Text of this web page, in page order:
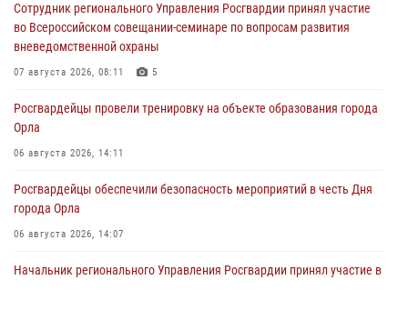
Сотрудник регионального Управления Росгвардии принял участие
во Всероссийском совещании-семинаре по вопросам развития
вневедомственной охраны
07 августа 2026, 08:11 5
Росгвардейцы провели тренировку на объекте образования города
Орла
06 августа 2026, 14:11
Росгвардейцы обеспечили безопасность мероприятий в честь Дня
города Орла
06 августа 2026, 14:07
Начальник регионального Управления Росгвардии принял участие в